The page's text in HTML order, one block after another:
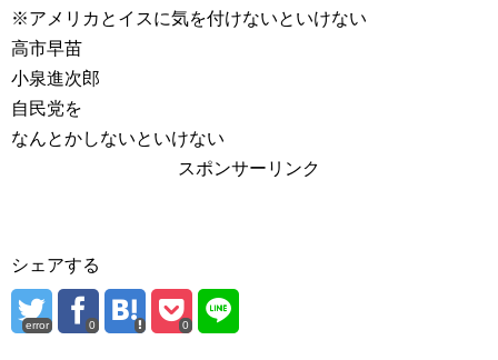
※アメリカとイスに気を付けないといけない
高市早苗
小泉進次郎
自民党を
なんとかしないといけない
スポンサーリンク
シェアする
error 0 0